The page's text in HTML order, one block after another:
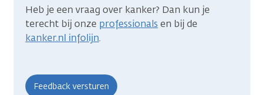
Heb je een vraag over kanker? Dan kun je
terecht bij onze professionals en bij de
kanker.nl infolijn.